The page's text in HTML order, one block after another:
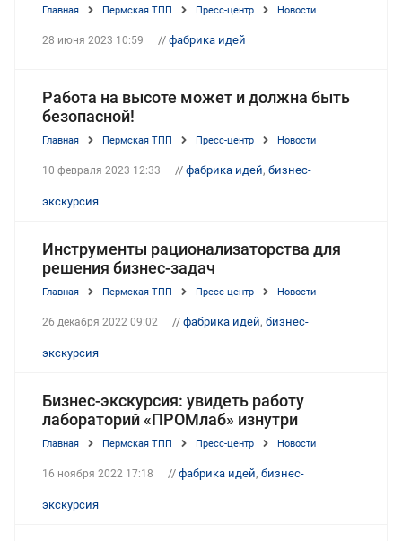
Главная Пермская ТПП Пресс-центр Новости
28 июня 2023 10:59 // фабрика идей
Работа на высоте может и должна быть
безопасной!
Главная Пермская ТПП Пресс-центр Новости
10 февраля 2023 12:33 // фабрика идей, бизнес-
экскурсия
Инструменты рационализаторства для
решения бизнес-задач
Главная Пермская ТПП Пресс-центр Новости
26 декабря 2022 09:02 // фабрика идей, бизнес-
экскурсия
Бизнес-экскурсия: увидеть работу
лабораторий «ПРОМлаб» изнутри
Главная Пермская ТПП Пресс-центр Новости
16 ноября 2022 17:18 // фабрика идей, бизнес-
экскурсия